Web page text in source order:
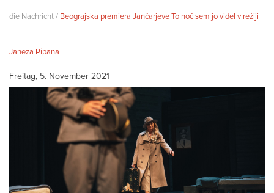
die Nachricht / Beograjska premiera Jančarjeve To noč sem jo videl v režiji
Janeza Pipana
Freitag, 5. November 2021